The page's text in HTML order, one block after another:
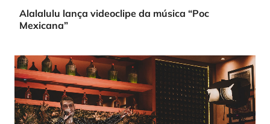
Alalalulu lança videoclipe da música “Poc
Mexicana”